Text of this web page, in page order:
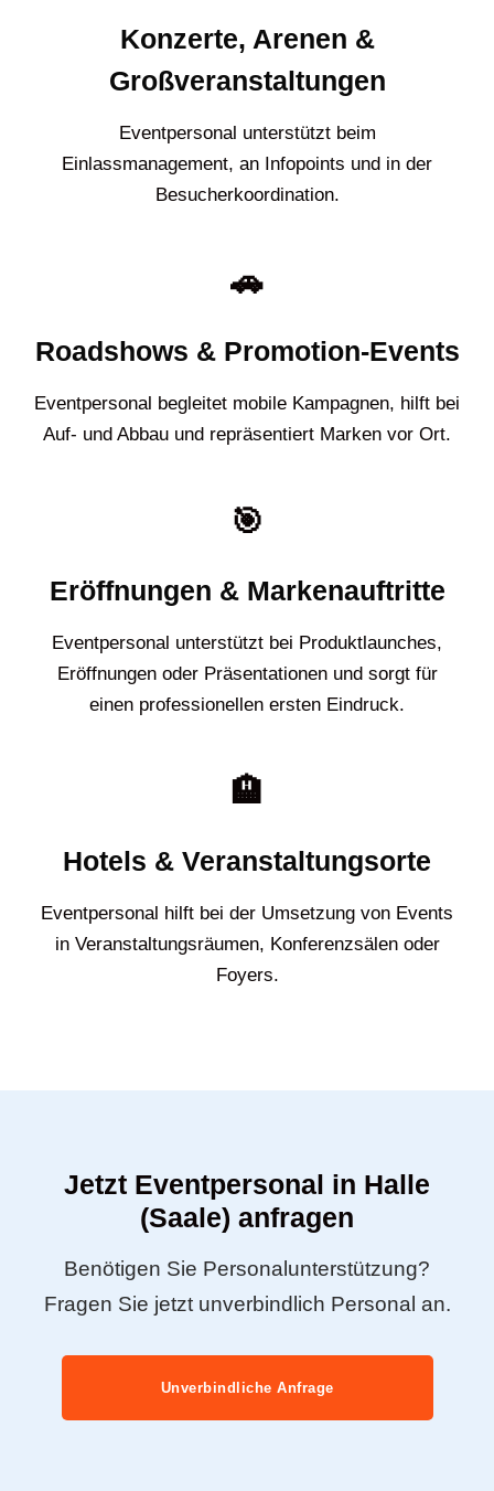
Konzerte, Arenen &
Großveranstaltungen
Eventpersonal unterstützt beim
Einlassmanagement, an Infopoints und in der
Besucherkoordination.
🚗
Roadshows & Promotion-Events
Eventpersonal begleitet mobile Kampagnen, hilft bei
Auf- und Abbau und repräsentiert Marken vor Ort.
🎯
Eröffnungen & Markenauftritte
Eventpersonal unterstützt bei Produktlaunches,
Eröffnungen oder Präsentationen und sorgt für
einen professionellen ersten Eindruck.
🏨
Hotels & Veranstaltungsorte
Eventpersonal hilft bei der Umsetzung von Events
in Veranstaltungsräumen, Konferenzsälen oder
Foyers.
Jetzt Eventpersonal in Halle
(Saale) anfragen
Benötigen Sie Personalunterstützung?
Fragen Sie jetzt unverbindlich Personal an.
Unverbindliche Anfrage